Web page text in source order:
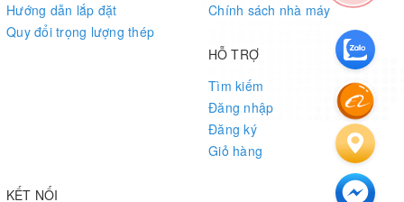
Hướng dẫn lắp đặt
Quy đổi trọng lượng thép
Chính sách nhà máy
HỖ TRỢ
Tìm kiếm
Đăng nhập
Đăng ký
Giỏ hàng
KẾT NỐI